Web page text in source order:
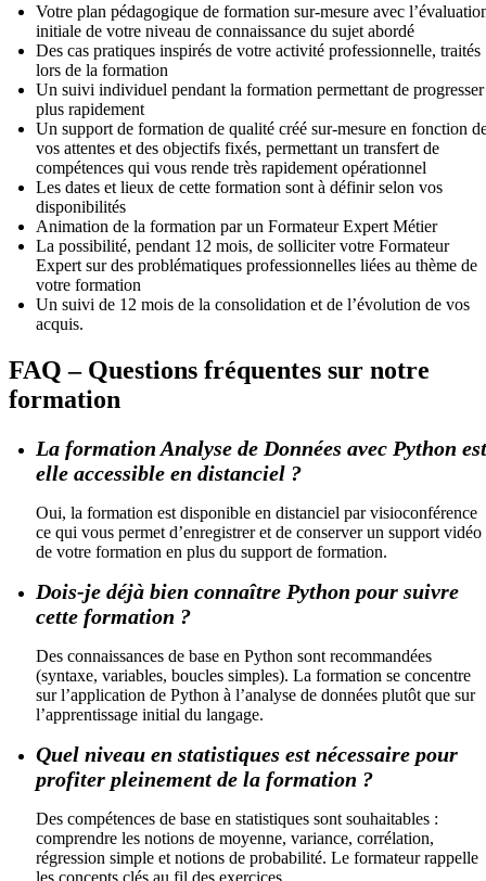
Votre plan pédagogique de formation sur-mesure avec
initiale de votre niveau de connaissance du sujet abordé
Des cas pratiques inspirés de votre activité professionnelle, traités
lors de la formation
Un suivi individuel pendant la formation permettant de progresser
plus rapidement
Un support de formation de qualité créé sur-mesure en fonction
vos attentes et des objectifs fixés, permettant un transfert de
compétences qui vous rende très rapidement opérationnel
Les dates et lieux de cette formation sont à définir selon vos
disponibilités
Animation de la formation par un Formateur Expert Métier
La possibilité, pendant 12 mois, de solliciter votre Formateur
Expert sur des problématiques professionnelles liées au thème de
votre formation
Un suivi de 12 mois de la consolidation et de l’évolution de vos
acquis.
FAQ – Questions fréquentes sur notre
formation
La formation Analyse de Données avec Python
elle accessible en distanciel ?
Oui, la formation est disponible en distanciel par visioconférence
ce qui vous permet d’enregistrer et de conserver un support vidéo
de votre formation en plus du support de formation.
Dois-je déjà bien connaître Python pour suivre
cette formation ?
Des connaissances de base en Python sont recommandées
(syntaxe, variables, boucles simples). La formation se concentre
sur l’application de Python à l’analyse de données plutôt que sur
l’apprentissage initial du langage.
Quel niveau en statistiques est nécessaire pour
profiter pleinement de la formation ?
Des compétences de base en statistiques sont souhaitables :
comprendre les notions de moyenne, variance, corrélation,
régression simple et notions de probabilité. Le formateur rappelle
les concepts clés au fil des exercices.